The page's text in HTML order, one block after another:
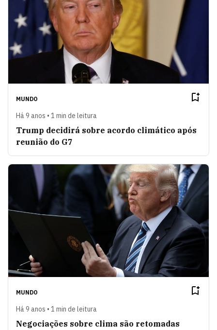
MUNDO
Há 9 anos • 1 min de leitura
Trump decidirá sobre acordo climático após
reunião do G7
MUNDO
Há 9 anos • 1 min de leitura
Negociações sobre clima são retomadas